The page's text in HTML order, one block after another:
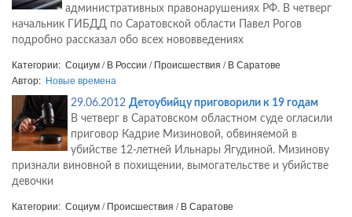
административных правонарушениях РФ. В четверг
начальник ГИБДД по Саратовской области Павел Рогов
подробно рассказал обо всех нововведениях
Категории: Социум / В России / Происшествия / В Саратове
Автор: Новые времена
29.06.2012 Детоубийцу приговорили к 19 годам
В четверг в Саратовском областном суде огласили
приговор Кадрие Мизиновой, обвиняемой в
убийстве 12-летней Ильнары Ягудиной. Мизинову
признали виновной в похищении, вымогательстве и убийстве
девочки
Категории: Социум / Происшествия / В Саратове